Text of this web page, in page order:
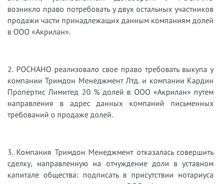
возникло право потребовать у двух остальных участников
продажи части принадлежащих данным компаниям долей
в ООО «Акрилан».
2. РОСНАНО реализовало свое право требовать выкупа у
компании Тримдон Менеджмент Лтд. и компании Кардин
Пропертис Лимитед 20 % долей в ООО «Акрилан» путем
направления в адрес данных компаний письменных
требований о продаже долей.
3. Компания Тримдон Менеджмент отказалась совершить
сделку, направленную на отчуждение доли в уставном
капитале общества: подписать в присутствии нотариуса